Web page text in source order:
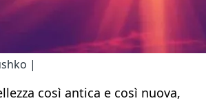
|
così antica e così nuova,